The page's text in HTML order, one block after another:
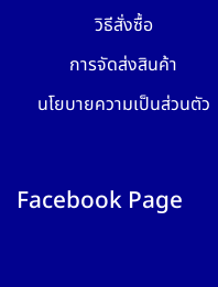
วิธีสั่งซื้อ
การจัดส่งสินค้า
นโยบายความเป็นส่วนตัว
Facebook Page